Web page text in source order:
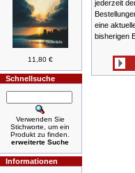
11,80 €
Schnellsuche
Verwenden Sie
Stichworte, um ein
Produkt zu finden.
erweiterte Suche
Informationen
jederzeit
eine
bisherigen